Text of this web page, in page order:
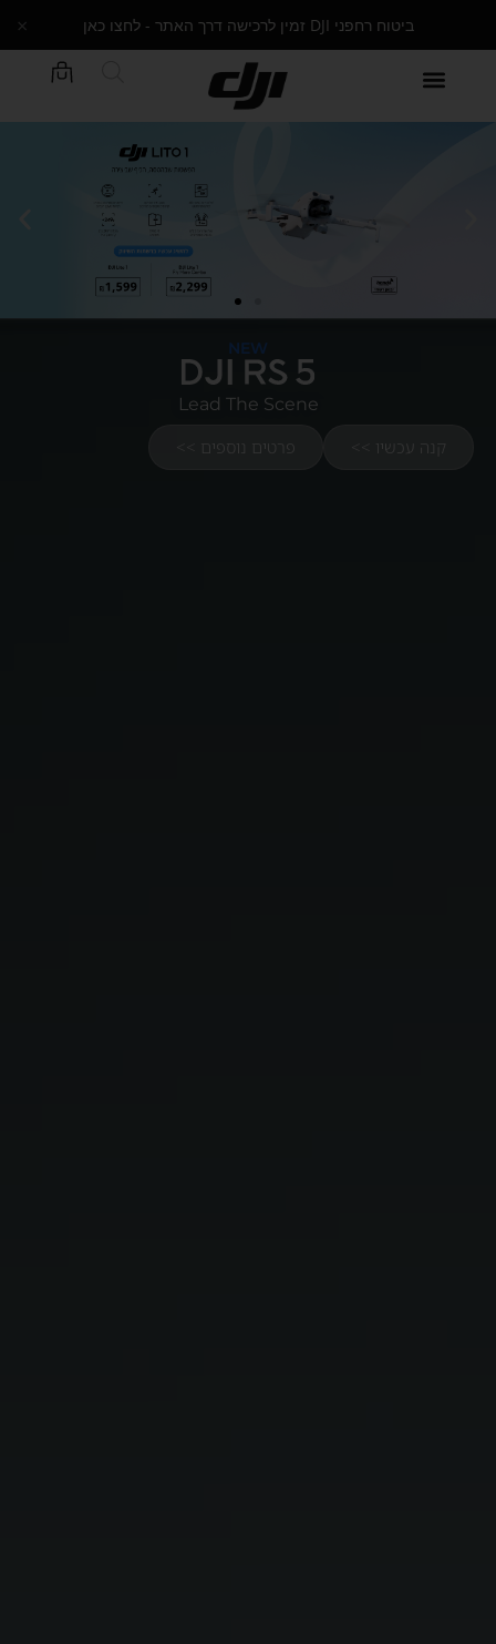
ביטוח רחפני DJI זמין לרכישה דרך האתר - לחצו כאן ×
NEW
Lead The Scene
קנה עכשיו >> פרטים נוספים >>